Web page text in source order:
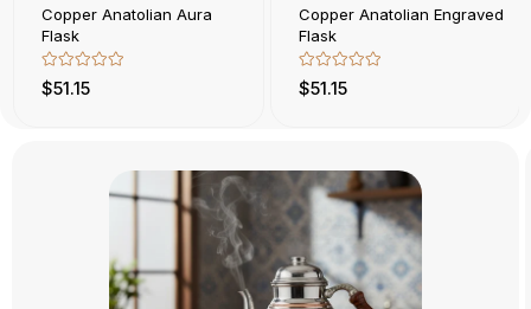
Copper Anatolian Aura
Flask
$51.15
Copper Anatolian Engraved
Flask
$51.15